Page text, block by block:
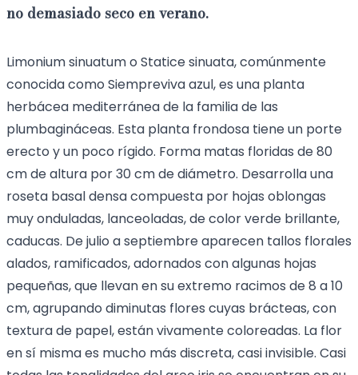
no demasiado seco en verano.
Limonium sinuatum o Statice sinuata, comúnmente
conocida como Siempreviva azul, es una planta
herbácea mediterránea de la familia de las
plumbagináceas. Esta planta frondosa tiene un porte
erecto y un poco rígido. Forma matas floridas de 80
cm de altura por 30 cm de diámetro. Desarrolla una
roseta basal densa compuesta por hojas oblongas
muy onduladas, lanceoladas, de color verde brillante,
caducas. De julio a septiembre aparecen tallos florales
alados, ramificados, adornados con algunas hojas
pequeñas, que llevan en su extremo racimos de 8 a 10
cm, agrupando diminutas flores cuyas brácteas, con
textura de papel, están vivamente coloreadas. La flor
en sí misma es mucho más discreta, casi invisible. Casi